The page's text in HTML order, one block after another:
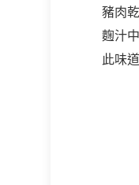
豬肉
麴汁
此味